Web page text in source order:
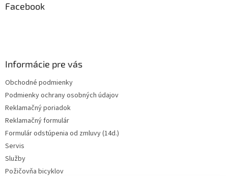
Facebook
Informácie pre vás
Obchodné podmienky
Podmienky ochrany osobných údajov
Reklamačný poriadok
Reklamačný formulár
Formulár odstúpenia od zmluvy (14d.)
Servis
Služby
Požičovňa bicyklov